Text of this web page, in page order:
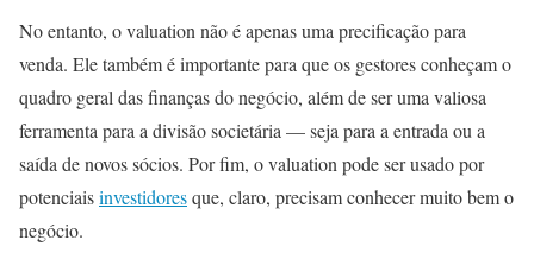
No entanto, o valuation não é apenas uma precificação para
venda. Ele também é importante para que os gestores conheçam o
quadro geral das finanças do negócio, além de ser uma valiosa
ferramenta para a divisão societária — seja para a entrada ou a
saída de novos sócios. Por fim, o valuation pode ser usado por
potenciaisinvestidoresque, claro, precisam conhecer muito bem o
negócio.